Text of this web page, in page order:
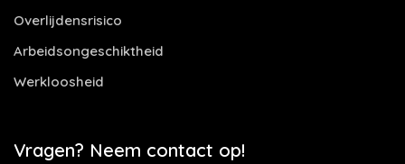
Overlijdensrisico
Arbeidsongeschiktheid
Werkloosheid
Vragen? Neem contact op!